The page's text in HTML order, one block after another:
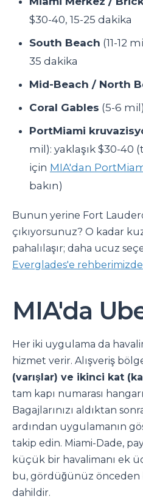
$30-40, 15-25 dakika
South Beach (11-12
35 dakika
Mid-Beach / North
Coral Gables (5-6
PortMiami
mil): yaklaşık $30-40
için MIA'dan
bakın)
Bunun yerine Fort
çıkıyorsunuz? O kadar
pahalılaşır; daha ucuz
Everglades'e rehberimizde
MIA'da
Her iki uygulama da
hizmet verir. Alışveriş
(varışlar) ve ikinci kat
tam kapı numarası
Bagajlarınızı aldıktan
ardından uygulamanın
takip edin. Miami-Dade,
küçük bir havalimanı ek
bu, gördüğünüz önceden
dahildir.